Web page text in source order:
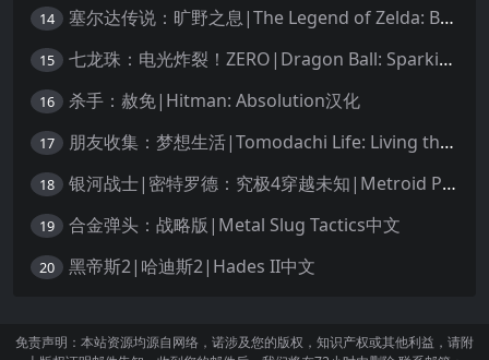
14 塞尔达传说：旷野之息|The Legend of Zelda: Breath of the Wild中文
15 七龙珠：电光炸裂！ZERO|Dragon Ball: Sparking! Zero中文
16 杀手：赦免|Hitman: Absolution汉化
17 朋友收集：梦想生活|Tomodachi Life: Living the Dream中文
18 银河战士|密特罗德：究极4穿越未知|Metroid Prime 4: Beyond中文
19 合金弹头：战略版|Metal Slug Tactics中文
20 黑帝斯2|哈迪斯2|Hades II中文
免责声明：本站资源均源自网络，诺涉及您的版权，知识产权或其他利益，请附